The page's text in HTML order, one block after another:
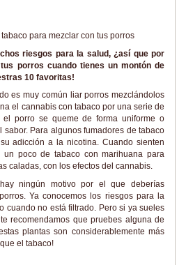
riesgos para la salud, ¿así que por
porros cuando tienes un montón de
10 favoritas!
es muy común liar porros mezclándolos
el cannabis con tabaco por una serie de
porro se queme de forma uniforme o
sabor. Para algunos fumadores de tabaco
adicción a la nicotina. Cuando sienten
un poco de tabaco con marihuana para
caladas, con los efectos del cannabis.
ningún motivo por el que deberías
Ya conocemos los riesgos para la
cuando no está filtrado. Pero si ya sueles
recomendamos que pruebes alguna de
plantas son considerablemente más
el tabaco!